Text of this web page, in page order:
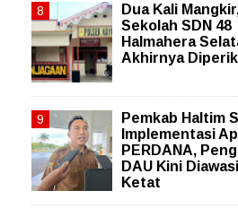
Dua Kali
Sekolah SDN 48
Halmahera
Akhirnya
Pemkab Haltim
Implementasi
PERDANA,
DAU Kini
Ketat